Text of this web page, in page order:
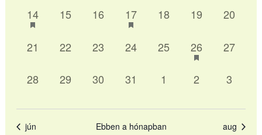
1
esemény,
14
0
15
0
esemény,
16
1
esemény,
17
0
18
0
19
0
20
0
21
0
22
0
23
0
24
0
esemény,
25
1
esemény,
26
0
27
0
28
0
29
0
30
0
31
0
1
0
2
0
3
jún Ebben a hónapban aug